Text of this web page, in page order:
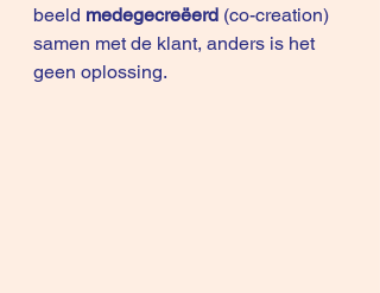
beeld medegecreëerd (co-creation)
samen met de klant, anders is het
geen oplossing.